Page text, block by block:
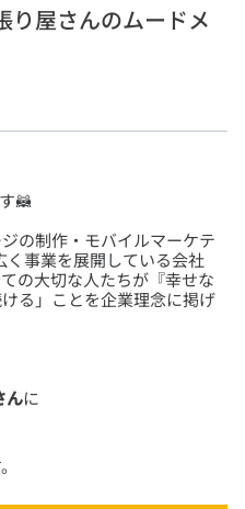
り屋さんのムードメ
の制作・モバイルマーケテ
く事業を展開している会社
の大切な人たちが『幸せな
る」ことを企業理念に掲げ
んに